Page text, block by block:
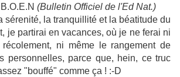
(Bulletin Officiel de l'Ed Nat.)
sérenité, la tranquillité et la béatitude du
je partirai en vacances, où je ne ferai ni
ni même le rangement de
personnelles, parce que, hein, ce truc
"bouffé" comme ça ! :-D